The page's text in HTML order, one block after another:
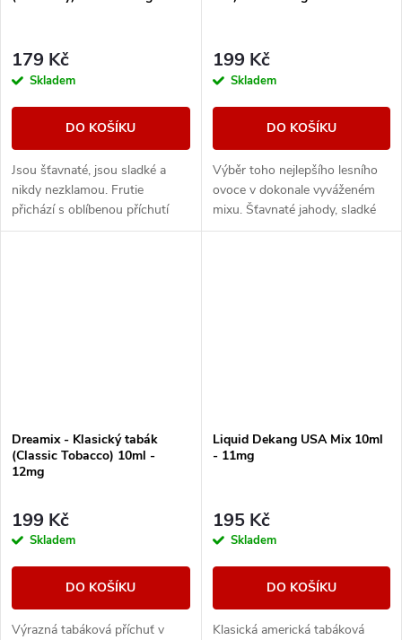
179 Kč
Skladem
DO KOŠÍKU
Jsou šťavnaté, jsou sladké a
nikdy nezklamou. Frutie
přichází s oblíbenou příchutí
borůvek, která vám prostě
199 Kč
Skladem
DO KOŠÍKU
Výběr toho nejlepšího lesního
ovoce v dokonale vyváženém
mixu. Šťavnaté jahody, sladké
maliny nebo vyzrálé borůvky, to
Dreamix - Klasický tabák
(Classic Tobacco) 10ml -
12mg
199 Kč
Skladem
DO KOŠÍKU
Výrazná tabáková příchuť v
Liquid Dekang USA Mix 10ml
- 11mg
195 Kč
Skladem
DO KOŠÍKU
Klasická americká tabáková